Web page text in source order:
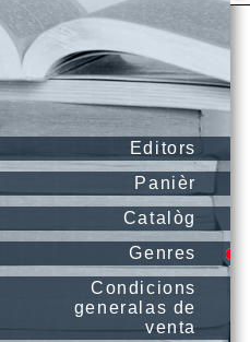
Editors
Panièr
Catalòg
Genres
Condicions
generalas de
venta